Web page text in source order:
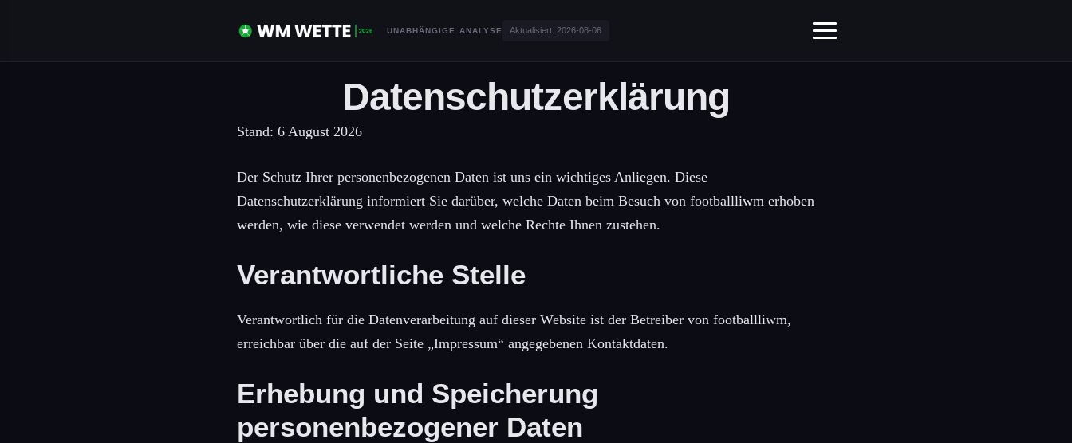
UNABHÄNGIGE ANALYSE Aktualisiert: 2026-08-06
Datenschutzerklärung
Stand: 6 August 2026
Der Schutz Ihrer personenbezogenen Daten ist uns ein wichtiges Anliegen. Diese
Datenschutzerklärung informiert Sie darüber, welche Daten beim Besuch von footballliwm erhoben
werden, wie diese verwendet werden und welche Rechte Ihnen zustehen.
Verantwortliche Stelle
Verantwortlich für die Datenverarbeitung auf dieser Website ist der Betreiber von footballliwm,
erreichbar über die auf der Seite „Impressum“ angegebenen Kontaktdaten.
Erhebung und Speicherung
personenbezogener Daten